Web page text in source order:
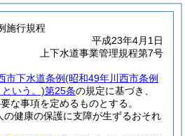
施行規程
平成23年4月1日
上下水道事業管理規程第7号
市下水道条例(昭和49年川西市条例
いう。)第25条の規定に基づき、
な事項を定めるものとする。
健康の保護に支障が生ずるおそれ